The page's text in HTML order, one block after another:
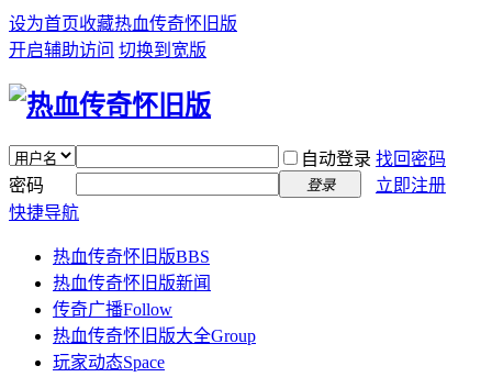
设为首页收藏热血传奇怀旧版
开启辅助访问 切换到宽版
自动登录 找回密码
密码
登录
立即注册
快捷导航
热血传奇怀旧版BBS
热血传奇怀旧版新闻
传奇广播Follow
热血传奇怀旧版大全Group
玩家动态Space